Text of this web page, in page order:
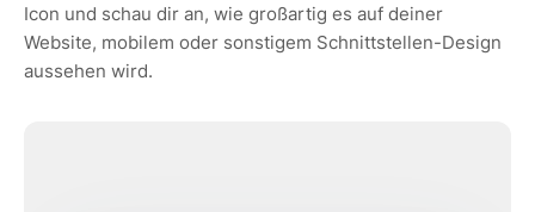
Icon und schau dir an, wie großartig es auf deiner
Website, mobilem oder sonstigem Schnittstellen-Design
aussehen wird.